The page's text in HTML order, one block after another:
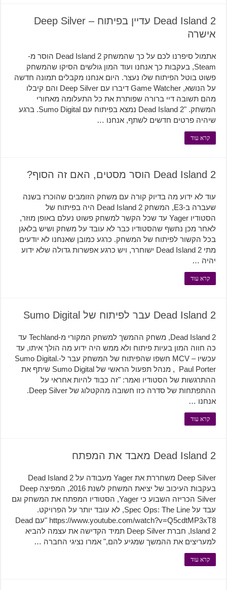
Dead Island 2 עדיין בפיתוח – Deep Silver
אישרה
אתמול סיפרנו לכם על כך שהמשחק Dead Island 2 הוסר מ-
Steam, בעקבות כך אנחנו ועוד המון גולשים הסיקו שהמשחק
פשוט בוטל הפיתוח שלו נעצר. היום אנחנו מקבלים תמונה חדשה
על הנושא, Game Watcher דיברו עם Deep Silver והם קיבלו
מהם תשובה דיי ברורה שפותרת את כל התעלומה מאחורי
המשחק. "Dead Island 2 נמצא בפיתוח עם Sumo Digital. ברגע
שיהיה פרטים חדשים לשתף, אנחנו …
קרא עוד
Dead Island 2 הוסר מסטים, האם זה הסוף?
עוד לא ידוע מה בדיוק קורה עם משחק הזומבים שהוכרז בשנה
שעברה ב-E3, המשחק Dead Island 2 היה בפיתוח של
הסטודיו Yager עד שכל הקשר למשחק פשוט נעלם באופן מוזר,
לאחר מכן נחשף שהסטודיו כבר לא עובד על משחק ושיש בלאגן
בכל הקשור לפיתוח של המשחק. כרגע כמובן שאנחנו לא יודעים
מתי Dead Island 2 ישוחרר, ויש כרגע אפשרות גדולה שלא ידוע
יהיה …
קרא עוד
Dead Island 2 עבר לפיתוח של Sumo Digital
Dead Island 2, משחק ההמשך למשחק המקורי מ-Techland עד
כה חווה המון בעיות פיתוח ולא ממש היה ידוע מה הולך איתו, עד
עכשיו – MCV חשפו שהפיתוח של המשחק עבר ל-Sumo Digital.
Paul Porter, מנהל תפעול הראשי של Sumo Digital שיתף את
ההתרגשות של הסטודיו ואמר: "זה כבוד להיות אחראי על
ההתפתחות של סדרה כזו חשובה מהקטלוג של Deep Silver.
אנחנו …
קרא עוד
Dead Island 2 מאבד את המפתח
Deep Silver משחררת את Yager מעבודה על Dead Island 2
בעקבות העיכוב של יציאת המשחק לשנת 2016, המפיצה Deep
Silver הכריזה השבוע כי Yager, הסטודיו המפתח את המשחק וגם
עבד על Spec Ops: The Line, לא עובד יותר על הפרויקט.
https://www.youtube.com/watch?v=Q5cdtMP3xT8 "עם Dead
Island 2, חברת Deep Silver תמיד הקדישה את עצמה להביא
למעריצים את ההמשך שמגיע להם," אמרו נציגי החברה …
קרא עוד